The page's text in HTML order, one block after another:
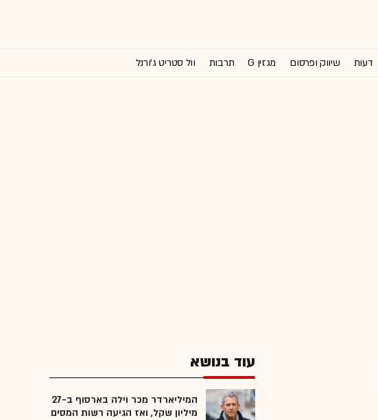
דעות שיווק ופרסום מגזין G תרבות וול סטריט ג'ורנל
עוד בנושא
המיליארדר מכר וילה בארסוף ב-27
מיליון שקל, ואז הגיעה רשות המסים